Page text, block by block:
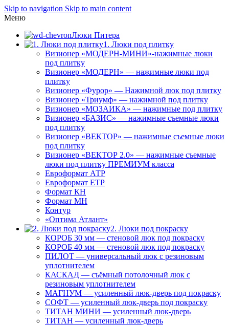
Skip to navigation Skip to main content
Меню
Люки Питера
1. Люки под плитку
Визионер «МОДЕРН-МИНИ»-нажимные люки
под плитку
Визионер «МОДЕРН» — нажимные люки под
плитку
Визионер «Фурор» — Нажимной люк под плитку
Визионер «Триумф» — нажимной под плитку
Визионер «МОЗАИКА» — нажимные под плитку
Визионер «БАЗИС» — нажимные съемные люки
под плитку
Визионер «ВЕКТОР» — нажимные съемные люки
под плитку
Визионер «ВЕКТОР 2.0» — нажимные съемные
люки под плитку ПРЕМИУМ класса
Евроформат АТР
Евроформат ЕТР
Формат КН
Формат МН
Контур
«Оптима Атлант»
2. Люки под покраску
КОРОБ 30 мм — стеновой люк под покраску
КОРОБ 40 мм — стеновой люк под покраску
ПИЛОТ — универсальный люк с резиновым
уплотнителем
КАСКАД — съёмный потолочный люк с
резиновым уплотнителем
МАГНУМ — усиленный люк-дверь под покраску
СОФТ — усиленный люк-дверь под покраску
ТИТАН МИНИ — усиленный люк-дверь
ТИТАН — усиленный люк-дверь